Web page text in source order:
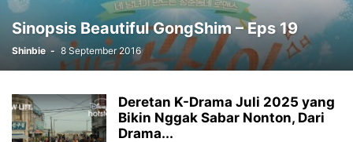
Sinopsis Beautiful GongShim – Eps 19
Shinbie - 8 September 2016
Deretan K-Drama Juli 2025 yang
Bikin Nggak Sabar Nonton, Dari
Drama...